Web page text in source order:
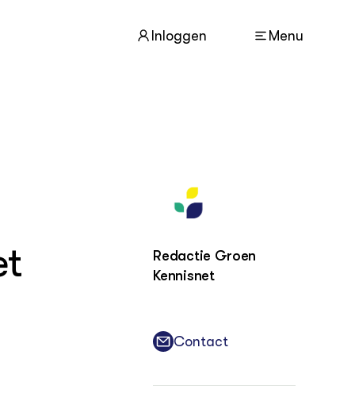
Inloggen Menu
Redactie Groen
Kennisnet
Contact